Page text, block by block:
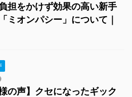
担をかけず効果の高い新手
ミオンパシー」について｜
様の声】クセになったギック